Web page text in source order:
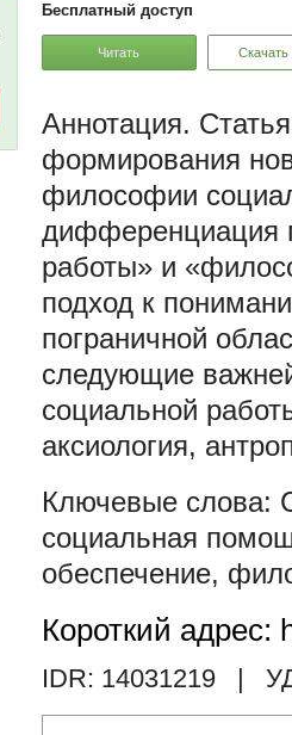
Бесплатный доступ
Читать Скачать
формирования
философии
дифференциация
работы» и
подход к
пограничной
следующие
социальной
аксиология,
социальная
обеспечение,
Короткий адрес:
IDR: 14031219 |